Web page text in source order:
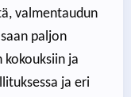
valmentaudun
paljon
ja
ja eri